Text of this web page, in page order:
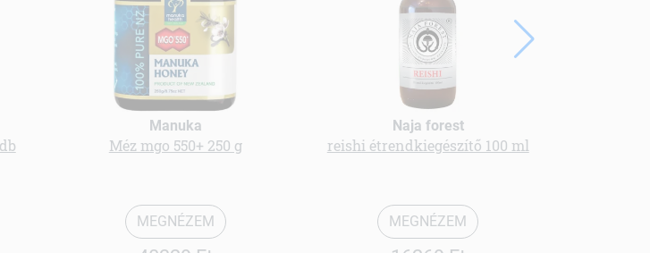
Manuka
Méz mgo 550+ 250 g
MEGNÉZEM
Naja forest
reishi étrendkiegészítő 100 ml
MEGNÉZEM